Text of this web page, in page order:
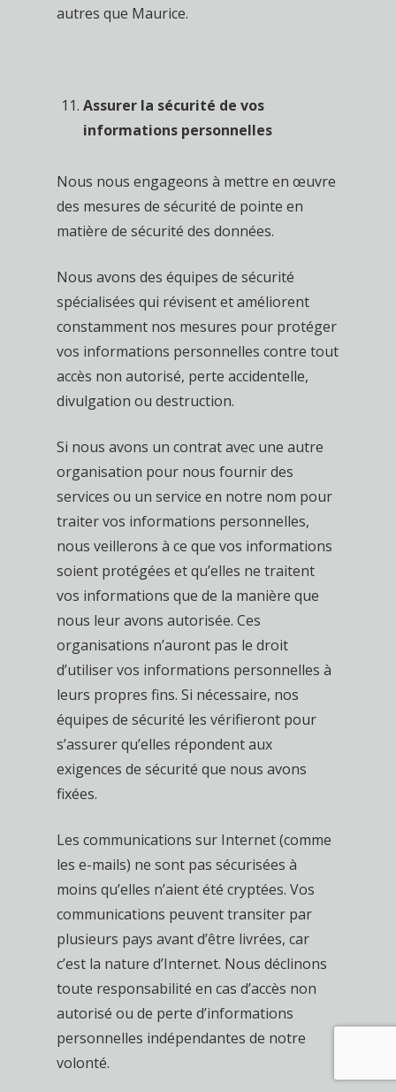
autres que Maurice.
Assurer la sécurité de vos
informations personnelles
Nous nous engageons à mettre en œuvre
des mesures de sécurité de pointe en
matière de sécurité des données.
Nous avons des équipes de sécurité
spécialisées qui révisent et améliorent
constamment nos mesures pour protéger
vos informations personnelles contre tout
accès non autorisé, perte accidentelle,
divulgation ou destruction.
Si nous avons un contrat avec une autre
organisation pour nous fournir des
services ou un service en notre nom pour
traiter vos informations personnelles,
nous veillerons à ce que vos informations
soient protégées et qu’elles ne traitent
vos informations que de la manière que
nous leur avons autorisée. Ces
organisations n’auront pas le droit
d’utiliser vos informations personnelles à
leurs propres fins. Si nécessaire, nos
équipes de sécurité les vérifieront pour
s’assurer qu’elles répondent aux
exigences de sécurité que nous avons
fixées.
Les communications sur Internet (comme
les e-mails) ne sont pas sécurisées à
moins qu’elles n’aient été cryptées. Vos
communications peuvent transiter par
plusieurs pays avant d’être livrées, car
c’est la nature d’Internet. Nous déclinons
toute responsabilité en cas d’accès non
autorisé ou de perte d’informations
personnelles indépendantes de notre
volonté.